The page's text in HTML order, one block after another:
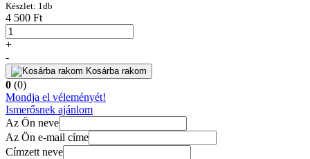
Készlet: 1db
4 500 Ft
+
-
Kosárba rakom
0 (0)
Mondja el véleményét!
Ismerősnek ajánlom
Az Ön neve
Az Ön e-mail címe
Címzett neve